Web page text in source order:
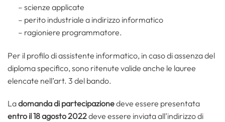
– scienze applicate
– perito industriale a indirizzo informatico
– ragioniere programmatore.
Per il profilo di assistente informatico, in caso di assenza del
diploma specifico, sono ritenute valide anche le lauree
elencate nell’art. 3 del bando.
Ladomanda di partecipazionedeve essere presentata
entro il 18 agosto 2022deve essere inviata all’indirizzo di